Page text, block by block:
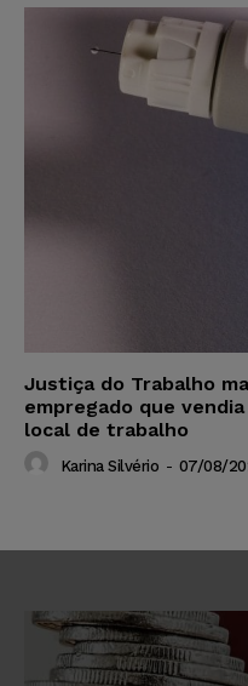
Justiça do Trabalho
empregado que
local de trabalho
Karina Silvério - 07/08/